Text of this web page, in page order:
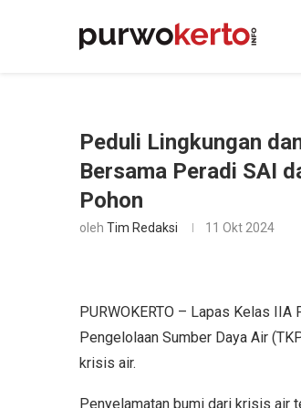
Peduli Lingkungan
Bersama Peradi SAI
Pohon
oleh Tim Redaksi 11 Okt 2024
PURWOKERTO – Lapas Kelas
Pengelolaan Sumber Daya Air
krisis air.
Penyelamatan bumi dari krisis air